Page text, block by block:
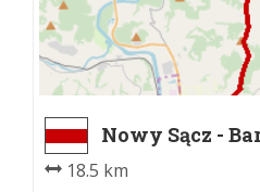
Nowy Sącz -
18.5 km